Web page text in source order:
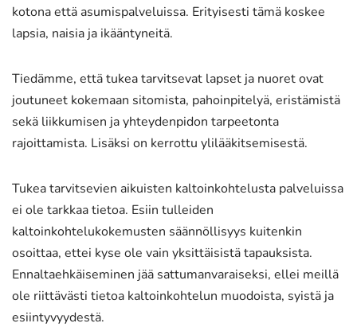
kotona että asumispalveluissa. Erityisesti tämä koskee
lapsia, naisia ja ikääntyneitä.
Tiedämme, että tukea tarvitsevat lapset ja nuoret ovat
joutuneet kokemaan sitomista, pahoinpitelyä, eristämistä
sekä liikkumisen ja yhteydenpidon tarpeetonta
rajoittamista. Lisäksi on kerrottu ylilääkitsemisestä.
Tukea tarvitsevien aikuisten kaltoinkohtelusta palveluissa
ei ole tarkkaa tietoa. Esiin tulleiden
kaltoinkohtelukokemusten säännöllisyys kuitenkin
osoittaa, ettei kyse ole vain yksittäisistä tapauksista.
Ennaltaehkäiseminen jää sattumanvaraiseksi, ellei meillä
ole riittävästi tietoa kaltoinkohtelun muodoista, syistä ja
esiintyvyydestä.